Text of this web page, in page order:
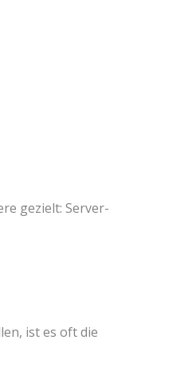
gezielt: Server-
ist es oft die